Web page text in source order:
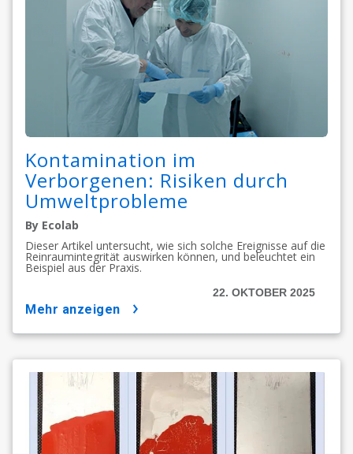
Kontamination im
Verborgenen: Risiken durch
Umweltprobleme
By Ecolab
Dieser Artikel untersucht, wie sich solche Ereignisse auf die
Reinraumintegrität auswirken können, und beleuchtet ein
Beispiel aus der Praxis.
22. OKTOBER 2025
mehr anzeigen